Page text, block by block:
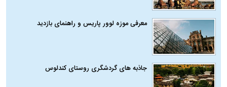
معرفی موزه لوور پاریس و راهنمای بازدید
جاذبه های گردشگری روستای کندلوس